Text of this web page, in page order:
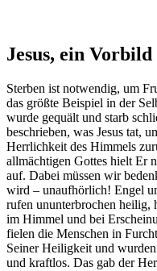
Jesus, ein
Sterben ist notwendig, um
das größte Beispiel in der
wurde gequält und starb
beschrieben, was Jesus tat,
Herrlichkeit des Himmels
allmächtigen Gottes hielt Er
auf. Dabei müssen wir
wird – unaufhörlich! Engel
rufen ununterbrochen heilig,
im Himmel und bei
fielen die Menschen in
Seiner Heiligkeit und
und kraftlos. Das gab der